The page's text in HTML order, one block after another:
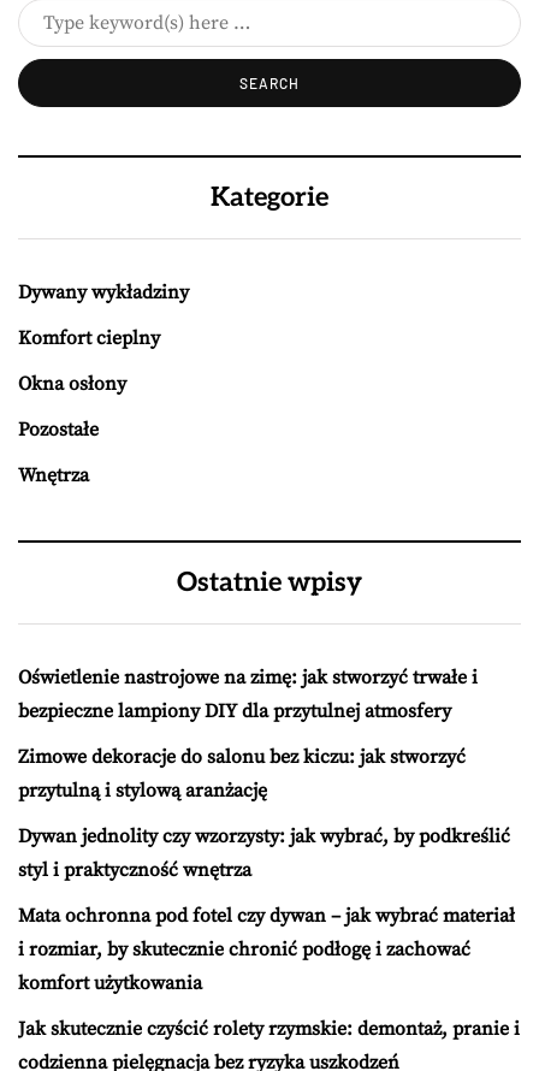
Kategorie
Dywany wykładziny
Komfort cieplny
Okna osłony
Pozostałe
Wnętrza
Ostatnie wpisy
Oświetlenie nastrojowe na zimę: jak stworzyć trwałe i
bezpieczne lampiony DIY dla przytulnej atmosfery
Zimowe dekoracje do salonu bez kiczu: jak stworzyć
przytulną i stylową aranżację
Dywan jednolity czy wzorzysty: jak wybrać, by podkreślić
styl i praktyczność wnętrza
Mata ochronna pod fotel czy dywan – jak wybrać materiał
i rozmiar, by skutecznie chronić podłogę i zachować
komfort użytkowania
Jak skutecznie czyścić rolety rzymskie: demontaż, pranie i
codzienna pielęgnacja bez ryzyka uszkodzeń